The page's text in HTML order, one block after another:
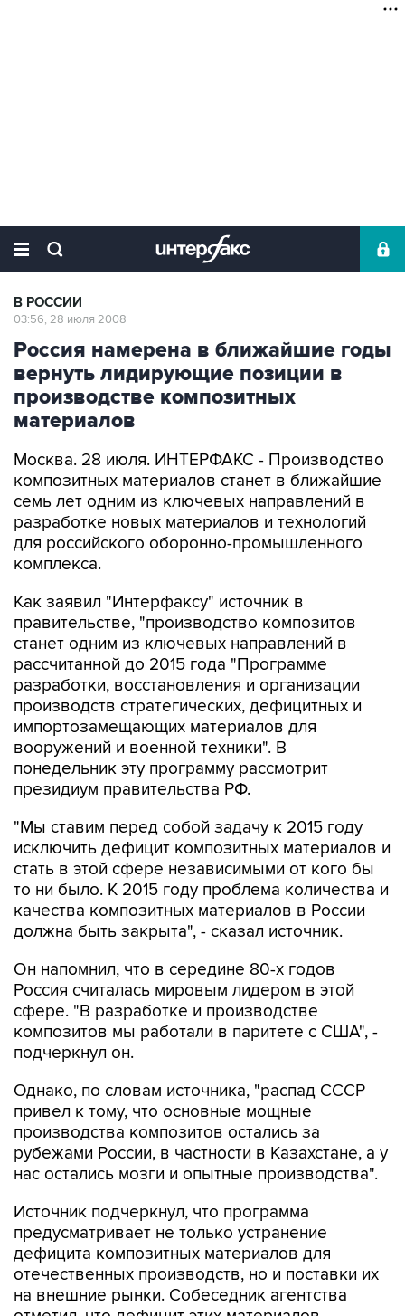
В РОССИИ
03:56, 28 июля 2008
Россия намерена в ближайшие годы
вернуть лидирующие позиции в
производстве композитных
материалов
Москва. 28 июля. ИНТЕРФАКС - Производство
композитных материалов станет в ближайшие
семь лет одним из ключевых направлений в
разработке новых материалов и технологий
для российского оборонно-промышленного
комплекса.
Как заявил "Интерфаксу" источник в
правительстве, "производство композитов
станет одним из ключевых направлений в
рассчитанной до 2015 года "Программе
разработки, восстановления и организации
производств стратегических, дефицитных и
импортозамещающих материалов для
вооружений и военной техники". В
понедельник эту программу рассмотрит
президиум правительства РФ.
"Мы ставим перед собой задачу к 2015 году
исключить дефицит композитных материалов и
стать в этой сфере независимыми от кого бы
то ни было. К 2015 году проблема количества и
качества композитных материалов в России
должна быть закрыта", - сказал источник.
Он напомнил, что в середине 80-х годов
Россия считалась мировым лидером в этой
сфере. "В разработке и производстве
композитов мы работали в паритете с США", -
подчеркнул он.
Однако, по словам источника, "распад СССР
привел к тому, что основные мощные
производства композитов остались за
рубежами России, в частности в Казахстане, а у
нас остались мозги и опытные производства".
Источник подчеркнул, что программа
предусматривает не только устранение
дефицита композитных материалов для
отечественных производств, но и поставки их
на внешние рынки. Собеседник агентства